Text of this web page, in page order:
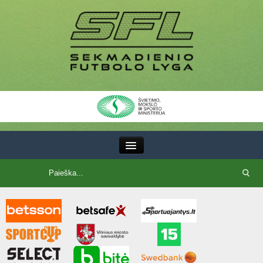
SFL taurė
7x7 CUP